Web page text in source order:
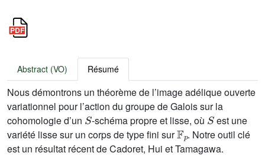
Abstract (VO) Résumé
Nous démontrons un théorème de l’image adélique ouverte
variationnel pour l’action du groupe de Galois sur la
cohomologie d’un
S
-schéma propre et lisse, où
S
est une
variété lisse sur un corps de type fini sur
𝔽p
. Notre outil clé
est un résultat récent de Cadoret, Hui et Tamagawa.